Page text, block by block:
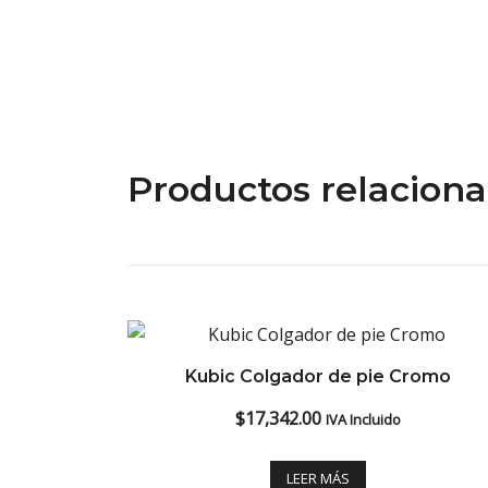
Productos
Kubic Colgador de pie Cromo
$17,342.00 IVA Incluido
LEER MÁS